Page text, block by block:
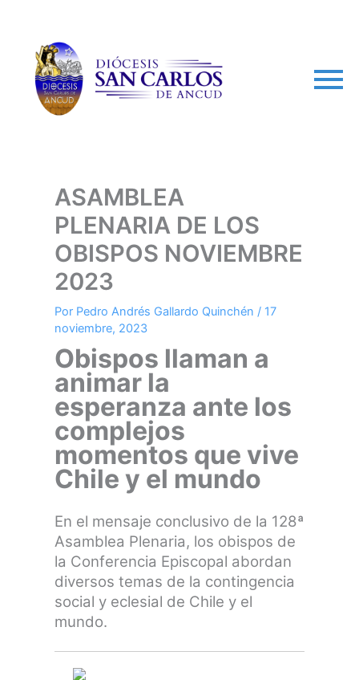
ASAMBLEA
PLENARIA DE LOS
OBISPOS NOVIEMBRE
2023
Por Pedro Andrés Gallardo Quinchén / 17
noviembre, 2023
Obispos llaman a
animar la
esperanza ante los
complejos
momentos que vive
Chile y el mundo
En el mensaje conclusivo de la 128ª
Asamblea Plenaria, los obispos de
la Conferencia Episcopal abordan
diversos temas de la contingencia
social y eclesial de Chile y el
mundo.